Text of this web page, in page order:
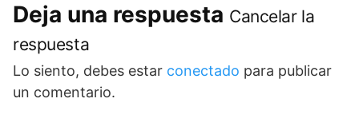
Deja una respuesta Cancelar la
respuesta
Lo siento, debes estar conectado para publicar
un comentario.